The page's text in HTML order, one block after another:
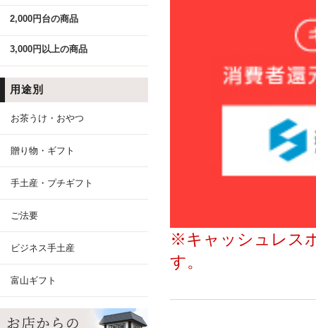
2,000円台の商品
3,000円以上の商品
用途別
お茶うけ・おやつ
贈り物・ギフト
手土産・プチギフト
ご法要
ビジネス手土産
富山ギフト
※キャッシュレス
す。